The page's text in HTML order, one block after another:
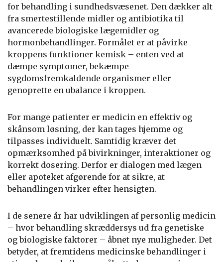
for behandling i sundhedsvæsenet. Den dækker alt
fra smertestillende midler og antibiotika til
avancerede biologiske lægemidler og
hormonbehandlinger. Formålet er at påvirke
kroppens funktioner kemisk – enten ved at
dæmpe symptomer, bekæmpe
sygdomsfremkaldende organismer eller
genoprette en ubalance i kroppen.
For mange patienter er medicin en effektiv og
skånsom løsning, der kan tages hjemme og
tilpasses individuelt. Samtidig kræver det
opmærksomhed på bivirkninger, interaktioner og
korrekt dosering. Derfor er dialogen med lægen
eller apoteket afgørende for at sikre, at
behandlingen virker efter hensigten.
I de senere år har udviklingen af personlig medicin
– hvor behandling skræddersys ud fra genetiske
og biologiske faktorer – åbnet nye muligheder. Det
betyder, at fremtidens medicinske behandlinger i